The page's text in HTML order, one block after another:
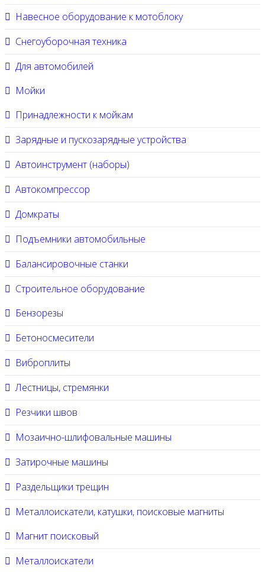
Навесное оборудование к мотоблоку
Снегоуборочная техника
Для автомобилей
Мойки
Принадлежности к мойкам
Зарядные и пускозарядные устройства
Автоинструмент (наборы)
Автокомпрессор
Домкраты
Подъемники автомобильные
Балансировочные станки
Строительное оборудование
Бензорезы
Бетоносмесители
Виброплиты
Лестницы, стремянки
Резчики швов
Мозаично-шлифовальные машины
Затирочные машины
Раздельщики трещин
Металлоискатели, катушки, поисковые магниты
Магнит поисковый
Металлоискатели